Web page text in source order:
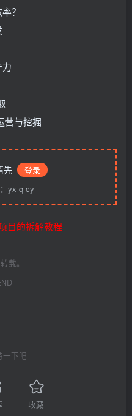
？
营与挖掘
先
登录
yx-q-cy
目的拆解教程
载。
一下吧
收藏